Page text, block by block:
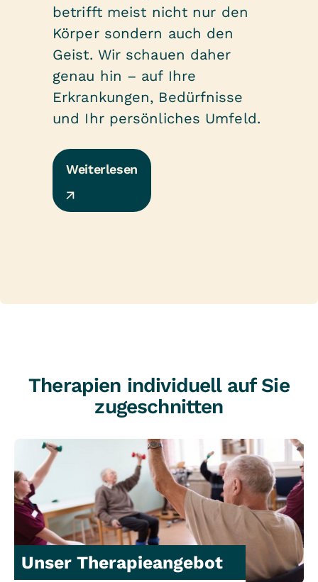
betrifft meist nicht nur den
Körper sondern auch den
Geist. Wir schauen daher
genau hin – auf Ihre
Erkrankungen, Bedürfnisse
und Ihr persönliches Umfeld.
Weiterlesen
Therapien individuell auf Sie
zugeschnitten
Unser Therapieangebot